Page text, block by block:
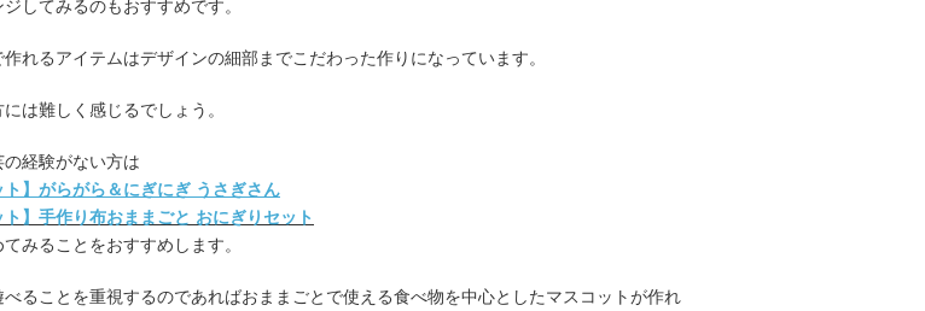
してみるのもおすすめです。
作れるアイテムはデザインの細部までこだわった作りになっています。
は難しく感じるでしょう。
経験がない方は
ト】がらがら＆にぎにぎ うさぎさん
ト】手作り布おままごと おにぎりセット
みることをおすすめします。
べることを重視するのであればおままごとで使える食べ物を中心としたマスコットが作れ